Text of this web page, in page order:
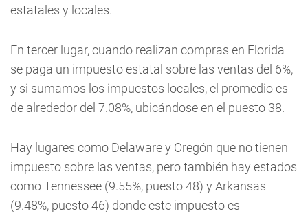
estatales y locales.
En tercer lugar, cuando realizan compras en Florida
se paga un impuesto estatal sobre las ventas del 6%,
y si sumamos los impuestos locales, el promedio es
de alrededor del 7.08%, ubicándose en el puesto 38.
Hay lugares como Delaware y Oregón que no tienen
impuesto sobre las ventas, pero también hay estados
como Tennessee (9.55%, puesto 48) y Arkansas
(9.48%, puesto 46) donde este impuesto es